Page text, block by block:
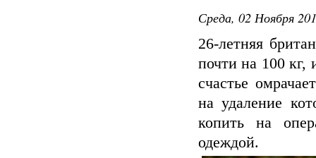
Среда, 02 Ноября
26-летняя
почти на 100
счастье
на удаление
копить на
одеждой.